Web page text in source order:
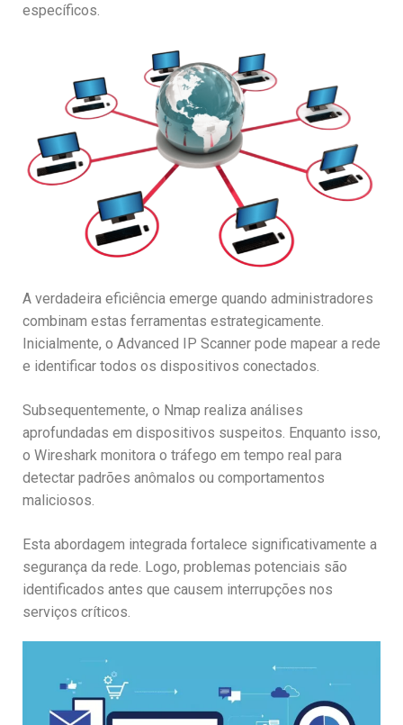
específicos.
A verdadeira eficiência emerge quando administradores
combinam estas ferramentas estrategicamente.
Inicialmente, o Advanced IP Scanner pode mapear a rede
e identificar todos os dispositivos conectados.
Subsequentemente, o Nmap realiza análises
aprofundadas em dispositivos suspeitos. Enquanto isso,
o Wireshark monitora o tráfego em tempo real para
detectar padrões anômalos ou comportamentos
maliciosos.
Esta abordagem integrada fortalece significativamente a
segurança da rede. Logo, problemas potenciais são
identificados antes que causem interrupções nos
serviços críticos.